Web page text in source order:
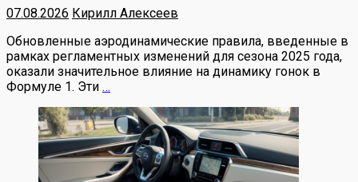
07.08.2026 Кирилл Алексеев
Обновленные аэродинамические правила, введенные в
рамках регламентных изменений для сезона 2025 года,
оказали значительное влияние на динамику гонок в
Формуле 1. Эти …